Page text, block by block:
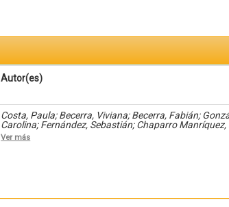
Autor(es)
Costa, Paula; Becerra, Viviana; Becerra, Fabián;
Carolina; Fernández, Sebastián; Chaparro
Hernández Acevedo, Haide; Santana Meza, Haide
Alejandro; Pérez, Raymundo; Rodríguez Arellano,
Ver más